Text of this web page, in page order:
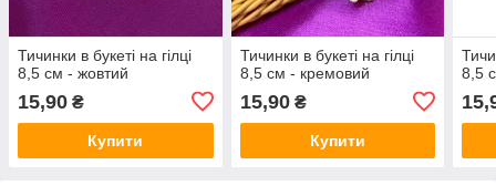
Тичинки в букеті на гілці
8,5 см - жовтий
15,90 ₴
Купити
Тичинки в букеті на гілці
8,5 см - кремовий
15,90₴
Купити
8,5